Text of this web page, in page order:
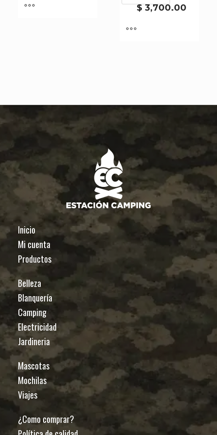
cantidad
$3,700.00
FORMA
37323
Inicio
Mi cuenta
Productos
Belleza
Blanquería
Camping
Electricidad
Jardineria
Mascotas
Mochilas
Viajes
¿Como comprar?